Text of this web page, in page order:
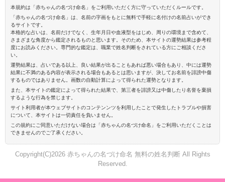
本規約は「赤ちゃんの名づけ命名」をご利用いただく方に守っていただくルールです。
「赤ちゃんの名づけ命名」は、名前の字画をもとに無料で手軽に名付けの名前占いができ
るサイトです。
本格的な占いは、名前だけでなく、生年月日や血液型をはじめ、周りの環境まで含めて、
さまざまな角度から鑑定されるものと思います。そのため、本サイトの運勢結果は参考程
度にお読みください。専門的な鑑定は、職業で姓名判断をされている方にご相談くださ
い。
運勢結果は、占いである以上、良い結果が出ることもあれば悪い場合もあり、中には運勢
結果に不満のある内容が表示される場合もあるとは思いますが、決してお名前を誹謗中傷
するものではありません。画数の自動計算によって得られた運勢となります。
また、本サイトの鑑定によって得られた結果で、第三者を誹謗又は中傷したり名誉を棄損
するような行為を禁じます。
サイト利用者が本ウェブサイトのコンテンンツを利用したことで発生したトラブルや損害
について、本サイトは一切責任を負いません。
この規約にご同意いただけない場合は「赤ちゃんの名づけ命名」をご利用いただくことは
できませんのでご了承ください。
Copyright(C)2026 赤ちゃんの名づけ命名 無料の姓名判断 All Rights
Reserved.